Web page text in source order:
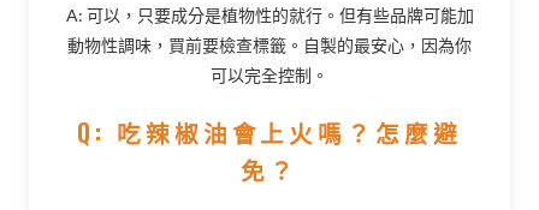
A: 可以，只要成分是植物性的就行。但有些品牌可能加
動物性調味，買前要檢查標籤。自製的最安心，因為你
可以完全控制。
Q: 吃辣椒油會上火嗎？怎麼避
免？